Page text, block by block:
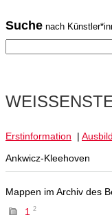
Suche nach
Erstinformation |
Ankwicz-Kleehoven
Mappen im Archiv des
1
2